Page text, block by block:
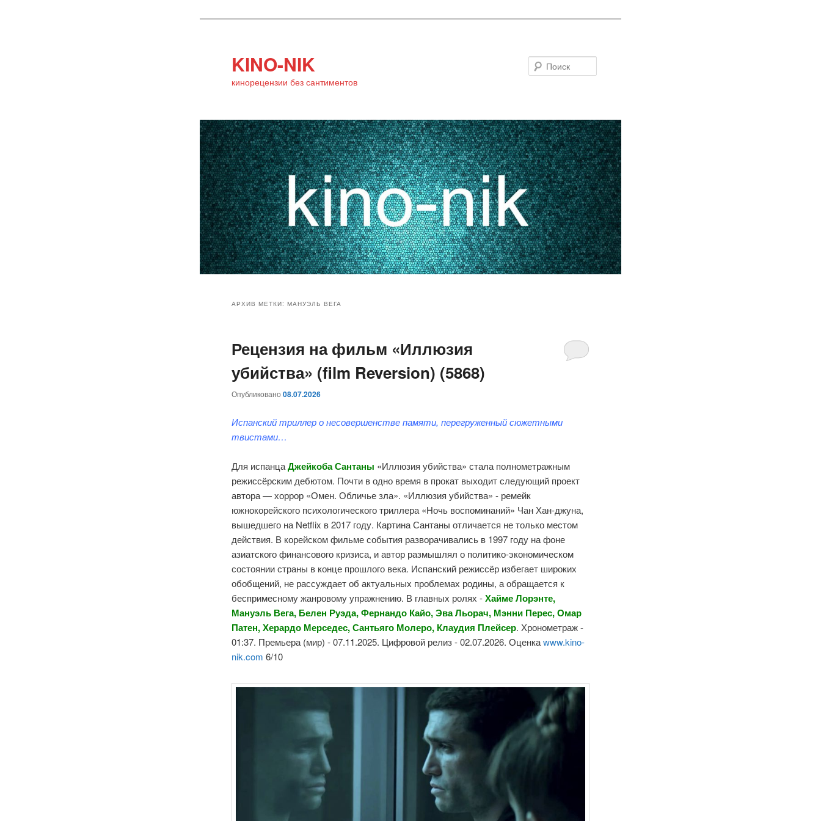
KINO-NIK
кинорецензии без сантиментов
основному
содержимому
дополнительному
содержимому
АРХИВ МЕТКИ:МАНУЭЛЬ ВЕГА
Рецензия на фильм «Иллюзия
убийства» (film Reversion) (5868)
Опубликовано08.07.2026
Испанский триллер о несовершенстве памяти, перегруженный сюжетными
твистами…
Для испанцаДжейкоба Сантаны «Иллюзия убийства» стала полнометражным
режиссёрским дебютом. Почти в одно время в прокат выходит следующий проект
автора — хоррор «Омен. Обличье зла». «Иллюзия убийства» - ремейк
южнокорейского психологического триллера «Ночь воспоминаний» Чан Хан-джуна,
вышедшего на Netflix в 2017 году. Картина Сантаны отличается не только местом
действия. В корейском фильме события разворачивались в 1997 году на фоне
азиатского финансового кризиса, и автор размышлял о политико-экономическом
состоянии страны в конце прошлого века. Испанский режиссёр избегает широких
обобщений, не рассуждает об актуальных проблемах родины, а обращается к
беспримесному жанровому упражнению. В главных ролях -Хайме Лорэнте,
Мануэль Вега, Белен Руэда, Фернандо Кайо, Эва Льорач, Мэнни Перес, Омар
Патен, Херардо Мерседес, Сантьяго Молеро, Клаудия Плейсер. Хронометраж -
01:37. Премьера (мир) - 07.11.2025. Цифровой релиз - 02.07.2026. Оценкаwww.kino-
nik.com 6/10